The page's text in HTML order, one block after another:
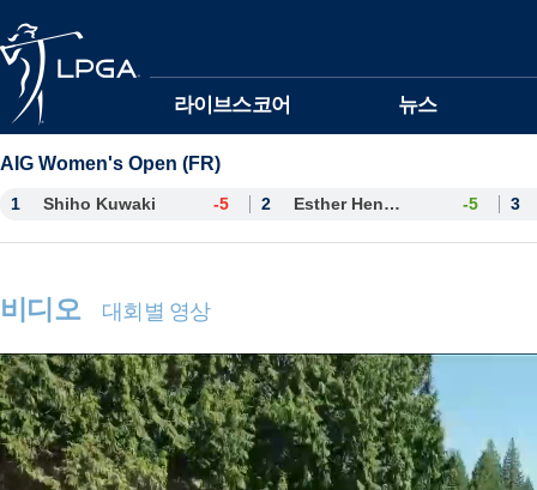
라이브스코어 뉴스
AIG Women's Open (FR)
1 Shiho Kuwaki -5 2 Esther Henseleit -5 3
비디오 대회별 영상